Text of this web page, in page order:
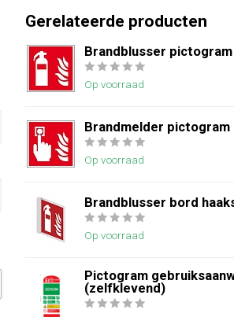
Gerelateerde producten
Brandblusser pictogram
Op voorraad
Brandmelder pictogram
Op voorraad
Brandblusser bord
Op voorraad
Pictogram
(zelfklevend)